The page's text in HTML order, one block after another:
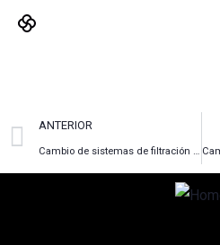
ANTERIOR
Cambio de sistemas de filtración y tratamiento de agua de las piscinas municipales de Trápaga 2014